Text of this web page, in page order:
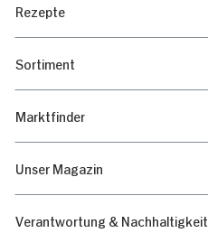
Rezepte
Sortiment
Marktfinder
Unser Magazin
Verantwortung & Nachhaltigkeit